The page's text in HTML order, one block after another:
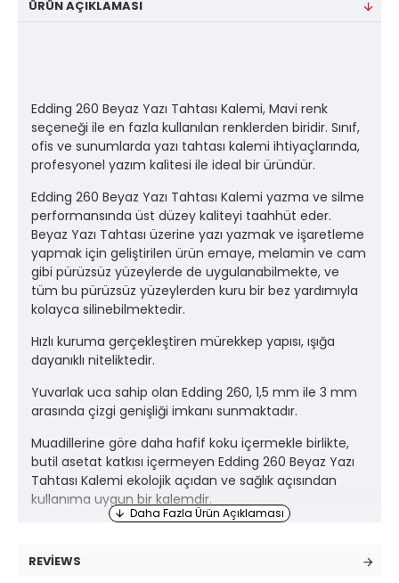
ÜRÜN AÇIKLAMASI
Edding 260 Beyaz Yazı Tahtası Kalemi, Mavi renk
seçeneği ile en fazla kullanılan renklerden biridir. Sınıf,
ofis ve sunumlarda yazı tahtası kalemi ihtiyaçlarında,
profesyonel yazım kalitesi ile ideal bir üründür.
Edding 260 Beyaz Yazı Tahtası Kalemi yazma ve silme
performansında üst düzey kaliteyi taahhüt eder.
Beyaz Yazı Tahtası üzerine yazı yazmak ve işaretleme
yapmak için geliştirilen ürün emaye, melamin ve cam
gibi pürüzsüz yüzeylerde de uygulanabilmekte, ve
tüm bu pürüzsüz yüzeylerden kuru bir bez yardımıyla
kolayca silinebilmektedir.
Hızlı kuruma gerçekleştiren mürekkep yapısı, ışığa
dayanıklı niteliktedir.
Yuvarlak uca sahip olan Edding 260, 1,5 mm ile 3 mm
arasında çizgi genişliği imkanı sunmaktadır.
Muadillerine göre daha hafif koku içermekle birlikte,
butil asetat katkısı içermeyen Edding 260 Beyaz Yazı
Tahtası Kalemi ekolojik açıdan ve sağlık açısından
kullanıma uygun bir kalemdir.
REVIEWS